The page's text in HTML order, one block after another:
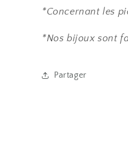
*Concernant les
*Nos bijoux sont
Partager